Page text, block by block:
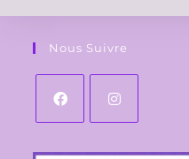
Nous Suivre